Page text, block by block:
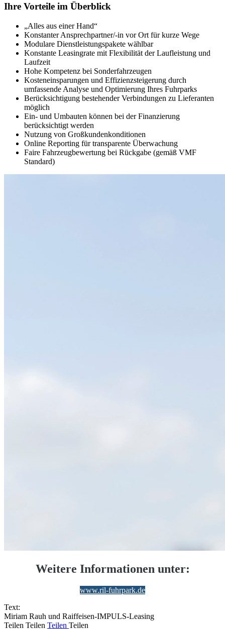
Ihre Vorteile im Überblick
„Alles aus einer Hand“
Konstanter Ansprechpartner/-in vor Ort für kurze Wege
Modulare Dienstleistungspakete wählbar
Konstante Leasingrate mit Flexibilität der Laufleistung und
Laufzeit
Hohe Kompetenz bei Sonderfahrzeugen
Kosteneinsparungen und Effizienzsteigerung durch
umfassende Analyse und Optimierung Ihres Fuhrparks
Berücksichtigung bestehender Verbindungen zu Lieferanten
möglich
Ein- und Umbauten können bei der Finanzierung
berücksichtigt werden
Nutzung von Großkundenkonditionen
Online Reporting für transparente Überwachung
Faire Fahrzeugbewertung bei Rückgabe (gemäß VMF
Standard)
Weitere Informationen unter:
www.ril-fuhrpark.de
Text:
Miriam Rauh und Raiffeisen-IMPULS-Leasing
Teilen Teilen Teilen Teilen